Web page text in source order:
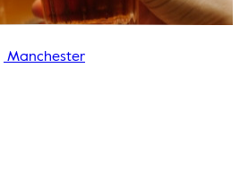
Manchester